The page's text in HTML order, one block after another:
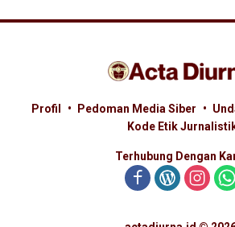
Profil Pedoman Media Siber
Kode Etik
Terhubung Dengan